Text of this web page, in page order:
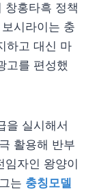
창홍타흑 정책
시라이는 충
하고 대신 마
고를 편성했
을 실시해서
활용해 반부
자인 왕양이
는 충칭모델